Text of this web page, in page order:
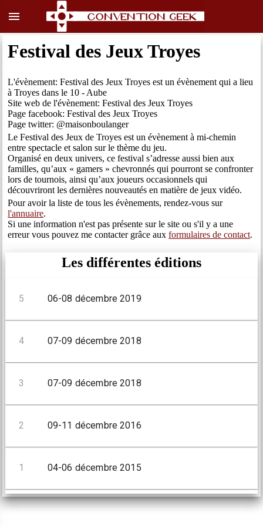
menu
Festival des Jeux Troyes
L'évènement: Festival des Jeux Troyes est un évènement qui a lieu
à Troyes dans le 10 - Aube
Site web de l'évènement: Festival des Jeux Troyes
Page facebook: Festival des Jeux Troyes
Page twitter: @maisonboulanger
Le Festival des Jeux de Troyes est un évènement à mi-chemin
entre spectacle et salon sur le thème du jeu.
Organisé en deux univers, ce festival s’adresse aussi bien aux
familles, qu’aux « gamers » chevronnés qui pourront se confronter
lors de tournois, ainsi qu’aux joueurs occasionnels qui
découvriront les dernières nouveautés en matière de jeux vidéo.
Pour avoir la liste de tous les évènements, rendez-vous sur
l'annuaire.
Si une information n'est pas présente sur le site ou s'il y a une
erreur vous pouvez me contacter grâce auxformulaires de contact.
Les différentes éditions
5 06-08 décembre 2019
4 07-09 décembre 2018
3 07-09 décembre 2018
2 09-11 décembre 2016
1 04-06 décembre 2015